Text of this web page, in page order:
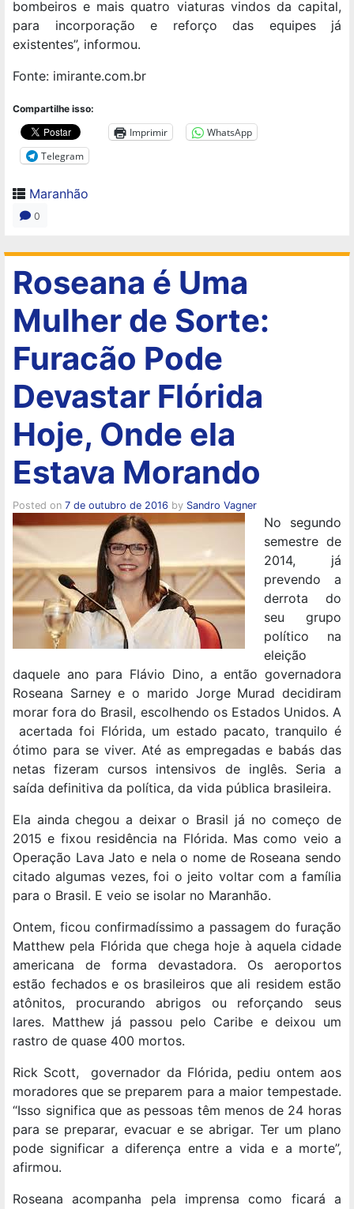
bombeiros e mais quatro viaturas vindos da capital,
para incorporação e reforço das equipes já
existentes”, informou.
Fonte: imirante.com.br
Compartilhe isso:
Imprimir
WhatsApp
Telegram
Maranhão
0
Roseana é Uma
Mulher de Sorte:
Furacão Pode
Devastar Flórida
Hoje, Onde ela
Estava Morando
Posted on 7 de outubro de 2016 by Sandro Vagner
No segundo
semestre de
2014, já
prevendo a
derrota do
seu grupo
político na
eleição
daquele ano para Flávio Dino, a então governadora
Roseana Sarney e o marido Jorge Murad decidiram
morar fora do Brasil, escolhendo os Estados Unidos. A
acertada foi Flórida, um estado pacato, tranquilo é
ótimo para se viver. Até as empregadas e babás das
netas fizeram cursos intensivos de inglês. Seria a
saída definitiva da política, da vida pública brasileira.
Ela ainda chegou a deixar o Brasil já no começo de
2015 e fixou residência na Flórida. Mas como veio a
Operação Lava Jato e nela o nome de Roseana sendo
citado algumas vezes, foi o jeito voltar com a família
para o Brasil. E veio se isolar no Maranhão.
Ontem, ficou confirmadíssimo a passagem do furação
Matthew pela Flórida que chega hoje à aquela cidade
americana de forma devastadora. Os aeroportos
estão fechados e os brasileiros que ali residem estão
atônitos, procurando abrigos ou reforçando seus
lares. Matthew já passou pelo Caribe e deixou um
rastro de quase 400 mortos.
Rick Scott, governador da Flórida, pediu ontem aos
moradores que se preparem para a maior tempestade.
“Isso significa que as pessoas têm menos de 24 horas
para se preparar, evacuar e se abrigar. Ter um plano
pode significar a diferença entre a vida e a morte”,
afirmou.
Roseana acompanha pela imprensa como ficará a